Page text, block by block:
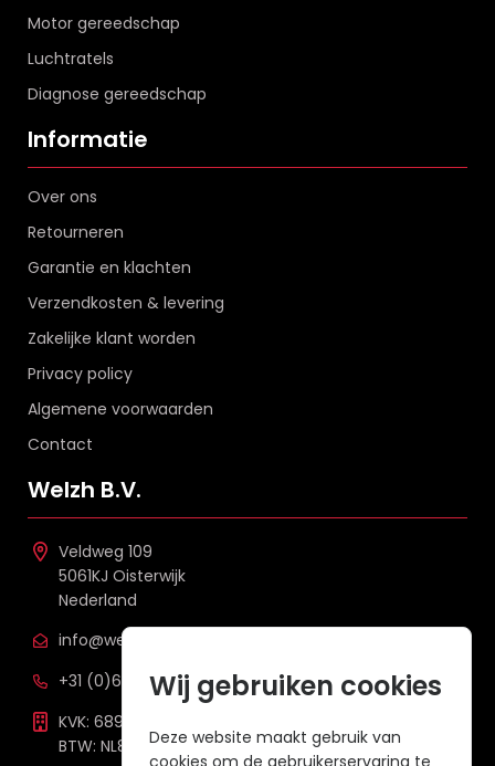
Motor gereedschap
Luchtratels
Diagnose gereedschap
Informatie
Over ons
Retourneren
Garantie en klachten
Verzendkosten & levering
Zakelijke klant worden
Privacy policy
Algemene voorwaarden
Contact
Welzh B.V.
Veldweg 109
5061KJ Oisterwijk
Nederland
info@welzh.nl
+31 (0)6 26 51 83 20
KVK: 68977387
BTW: NL857672988B01
Wij gebruiken cookies
Deze website maakt gebruik van